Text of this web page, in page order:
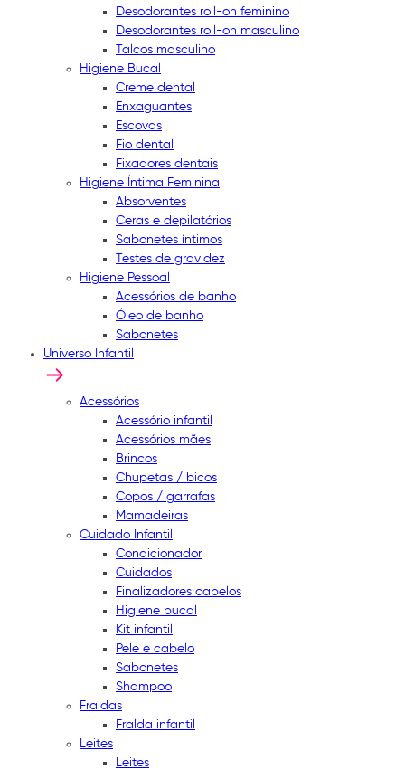
Desodorantes roll-on feminino
Desodorantes roll-on masculino
Talcos masculino
Higiene Bucal
Creme dental
Enxaguantes
Escovas
Fio dental
Fixadores dentais
Higiene Íntima Feminina
Absorventes
Ceras e depilatórios
Sabonetes íntimos
Testes de gravidez
Higiene Pessoal
Acessórios de banho
Óleo de banho
Sabonetes
Universo Infantil
Acessórios
Acessório infantil
Acessórios mães
Brincos
Chupetas / bicos
Copos / garrafas
Mamadeiras
Cuidado Infantil
Condicionador
Cuidados
Finalizadores cabelos
Higiene bucal
Kit infantil
Pele e cabelo
Sabonetes
Shampoo
Fraldas
Fralda infantil
Leites
Leites